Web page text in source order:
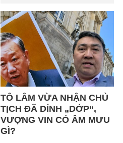
TÔ LÂM VỪA NHẬN CHỦ
TỊCH ĐÃ DÍNH „DỚP“,
VƯỢNG VIN CÓ ÂM MƯU
GÌ?